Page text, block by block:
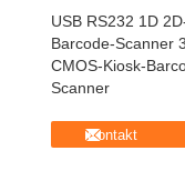
USB RS232 1D
Barcode-Scanner
CMOS-Kiosk-
Scanner
Kontakt